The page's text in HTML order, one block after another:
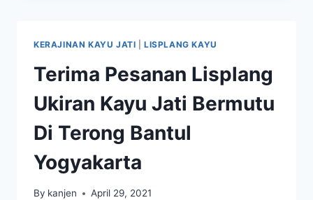
KERAJINAN KAYU JATI |LISPLANG KAYU
Terima Pesanan Lisplang
Ukiran Kayu Jati Bermutu
Di Terong Bantul
Yogyakarta
By kanjen April 29, 2021